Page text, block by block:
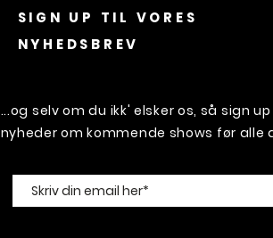
SIGN UP TIL VORES
NYHEDSBREV
...og selv om du ikk' elsker os, så sign
nyheder om kommende shows før alle